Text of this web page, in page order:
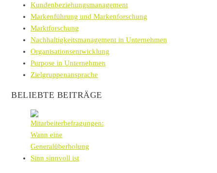
Kundenbeziehungsmanagement
Markenführung und Markenforschung
Marktforschung
Nachhaltigkeitsmanagement in Unternehmen
Organisationsentwicklung
Purpose in Unternehmen
Zielgruppenansprache
BELIEBTE BEITRÄGE